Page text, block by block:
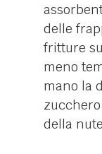
delle
fritture
meno
mano la
della